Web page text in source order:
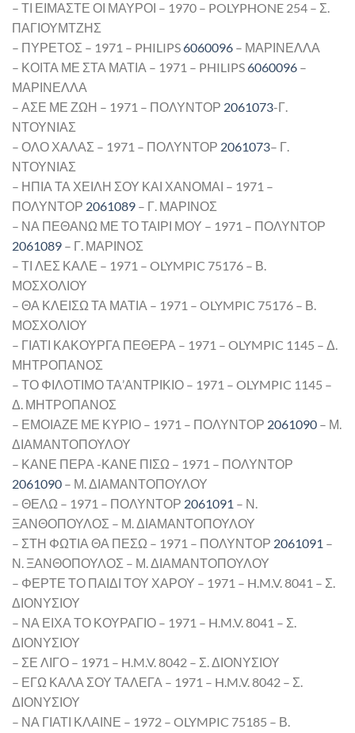
– ΤΙ ΕΙΜΑΣΤΕ ΟΙ ΜΑΥΡΟΙ – 1970 – POLYPHONE 254 – Σ.
ΠΑΓΙΟΥΜΤΖΗΣ
– ΠΥΡΕΤΟΣ – 1971 – PHILIPS6060096 – ΜΑΡΙΝΕΛΛΑ
– ΚΟΙΤΑ ΜΕ ΣΤΑ ΜΑΤΙΑ – 1971 – PHILIPS6060096 –
ΜΑΡΙΝΕΛΛΑ
– ΑΣΕ ΜΕ ΖΩΗ – 1971 – ΠΟΛΥΝΤΟΡ 2061073-Γ.
ΝΤΟΥΝΙΑΣ
– ΟΛΟ ΧΑΛΑΣ – 1971 – ΠΟΛΥΝΤΟΡ 2061073– Γ.
ΝΤΟΥΝΙΑΣ
– ΗΠΙΑ ΤΑ ΧΕΙΛΗ ΣΟΥ ΚΑΙ ΧΑΝΟΜΑΙ – 1971 –
ΠΟΛΥΝΤΟΡ 2061089 – Γ. ΜΑΡΙΝΟΣ
– ΝΑ ΠΕΘΑΝΩ ΜΕ ΤΟ ΤΑΙΡΙ ΜΟΥ – 1971 – ΠΟΛΥΝΤΟΡ
2061089 – Γ. ΜΑΡΙΝΟΣ
– ΤΙ ΛΕΣ ΚΑΛΕ – 1971 – OLYMPIC 75176 – Β.
ΜΟΣΧΟΛΙΟΥ
– ΘΑ ΚΛΕΙΣΩ ΤΑ ΜΑΤΙΑ – 1971 – OLYMPIC 75176 – Β.
ΜΟΣΧΟΛΙΟΥ
– ΓΙΑΤΙ ΚΑΚΟΥΡΓΑ ΠΕΘΕΡΑ – 1971 – OLYMPIC 1145 – Δ.
ΜΗΤΡΟΠΑΝΟΣ
– ΤΟ ΦΙΛΟΤΙΜΟ ΤΑ’ΑΝΤΡΙΚΙΟ – 1971 – OLYMPIC 1145 –
Δ. ΜΗΤΡΟΠΑΝΟΣ
– ΕΜΟΙΑΖΕ ΜΕ ΚΥΡΙΟ – 1971 – ΠΟΛΥΝΤΟΡ 2061090 – Μ.
ΔΙΑΜΑΝΤΟΠΟΥΛΟΥ
– ΚΑΝΕ ΠΕΡΑ -ΚΑΝΕ ΠΙΣΩ – 1971 – ΠΟΛΥΝΤΟΡ
2061090 – Μ. ΔΙΑΜΑΝΤΟΠΟΥΛΟΥ
– ΘΕΛΩ – 1971 – ΠΟΛΥΝΤΟΡ 2061091 – Ν.
ΞΑΝΘΟΠΟΥΛΟΣ – Μ. ΔΙΑΜΑΝΤΟΠΟΥΛΟΥ
– ΣΤΗ ΦΩΤΙΑ ΘΑ ΠΕΣΩ – 1971 – ΠΟΛΥΝΤΟΡ 2061091 –
Ν. ΞΑΝΘΟΠΟΥΛΟΣ – Μ. ΔΙΑΜΑΝΤΟΠΟΥΛΟΥ
– ΦΕΡΤΕ ΤΟ ΠΑΙΔΙ ΤΟΥ ΧΑΡΟΥ – 1971 – H.M.V. 8041 – Σ.
ΔΙΟΝΥΣΙΟΥ
– ΝΑ ΕΙΧΑ ΤΟ ΚΟΥΡΑΓΙΟ – 1971 – H.M.V. 8041 – Σ.
ΔΙΟΝΥΣΙΟΥ
– ΣΕ ΛΙΓΟ – 1971 – H.M.V. 8042 – Σ. ΔΙΟΝΥΣΙΟΥ
– ΕΓΩ ΚΑΛΑ ΣΟΥ ΤΑΛΕΓΑ – 1971 – H.M.V. 8042 – Σ.
ΔΙΟΝΥΣΙΟΥ
– ΝΑ ΓΙΑΤΙ ΚΛΑΙΝΕ – 1972 – OLYMPIC 75185 – Β.